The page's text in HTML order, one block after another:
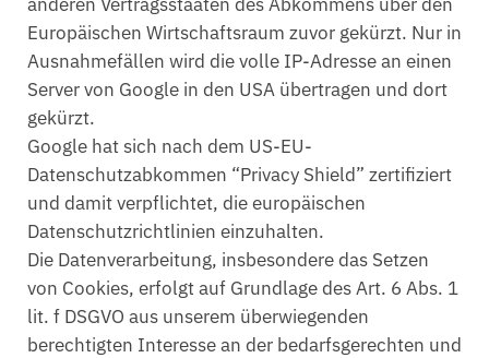
Europäischen Wirtschaftsraum zuvor gekürzt. Nur in
Ausnahmefällen wird die volle IP-Adresse an einen
Server von Google in den USA übertragen und dort
gekürzt.
Google hat sich nach dem US-EU-
Datenschutzabkommen “Privacy Shield” zertifiziert
und damit verpflichtet, die europäischen
Datenschutzrichtlinien einzuhalten.
Die Datenverarbeitung, insbesondere das Setzen
von Cookies, erfolgt auf Grundlage des Art. 6 Abs. 1
lit. f DSGVO aus unserem überwiegenden
berechtigten Interesse an der bedarfsgerechten und